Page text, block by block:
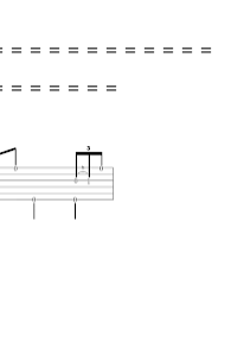
＝＝＝＝＝＝＝＝＝＝
＝＝＝＝＝